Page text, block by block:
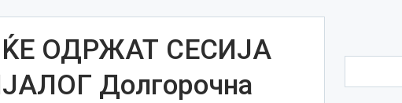
ОДРЖАТ СЕСИЈА
Долгорочна